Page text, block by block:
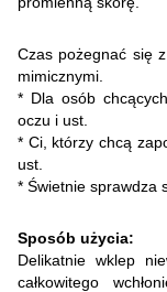
Czas pożegnać się
mimicznymi.
* Dla osób
oczu i ust.
* Ci, którzy chcą
ust.
* Świetnie sprawdza
Sposób użycia:
Delikatnie wklep
całkowitego